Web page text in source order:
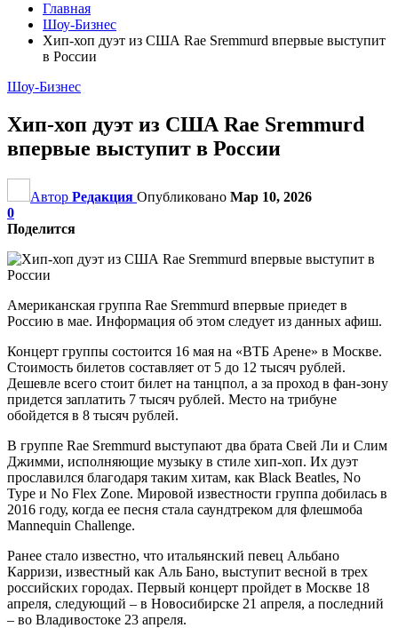
Главная
Шоу-Бизнес
Хип-хоп дуэт из США Rae Sremmurd впервые выступит
в России
Шоу-Бизнес
Хип-хоп дуэт из США Rae Sremmurd
впервые выступит в России
Автор Редакция Опубликовано Мар 10, 2026
0
Поделится
Американская группа Rae Sremmurd впервые приедет в
Россию в мае. Информация об этом следует из данных афиш.
Концерт группы состоится 16 мая на «ВТБ Арене» в Москве.
Стоимость билетов составляет от 5 до 12 тысяч рублей.
Дешевле всего стоит билет на танцпол, а за проход в фан-зону
придется заплатить 7 тысяч рублей. Место на трибуне
обойдется в 8 тысяч рублей.
В группе Rae Sremmurd выступают два брата Свей Ли и Слим
Джимми, исполняющие музыку в стиле хип-хоп. Их дуэт
прославился благодаря таким хитам, как Black Beatles, No
Type и No Flex Zone. Мировой известности группа добилась в
2016 году, когда ее песня стала саундтреком для флешмоба
Mannequin Challenge.
Ранее стало известно, что итальянский певец Альбано
Карризи, известный как Аль Бано, выступит весной в трех
российских городах. Первый концерт пройдет в Москве 18
апреля, следующий – в Новосибирске 21 апреля, а последний
– во Владивостоке 23 апреля.